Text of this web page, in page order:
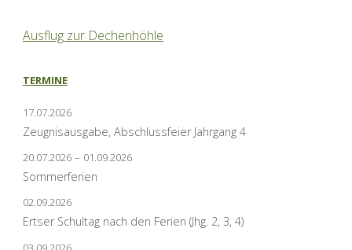
Ausflug zur Dechenhöhle
TERMINE
17.07.2026
Zeugnisausgabe, Abschlussfeier Jahrgang 4
20.07.2026 – 01.09.2026
Sommerferien
02.09.2026
Ertser Schultag nach den Ferien (Jhg. 2, 3, 4)